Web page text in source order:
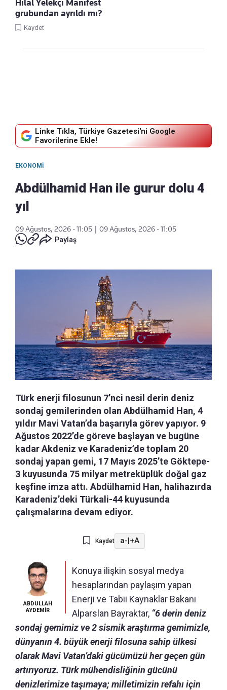
Hilal Yelekçi Manifest
grubundan ayrıldı mı?
Kaydet
Linke Tıkla, Türkiye Gazetesi'ni Google
Favorilerine Ekle!
EKONOMI
Abdülhamid Han ile gurur dolu 4
yıl
09 Ağustos, 2026 - 11:05
09 Ağustos, 2026 - 11:05
Paylaş
Türk enerji filosunun 7’nci nesil derin deniz
sondaj gemilerinden olan Abdülhamid Han, 4
yıldır Mavi Vatan’da başarıyla görev yapıyor. 9
Ağustos 2022’de göreve başlayan ve bugüne
kadar Akdeniz ve Karadeniz’de toplam 20
sondaj yapan gemi, 17 Mayıs 2025’te Göktepe-
3 kuyusunda 75 milyar metreküplük doğal gaz
keşfine imza attı. Abdülhamid Han, halihazırda
Karadeniz’deki Türkali-44 kuyusunda
çalışmalarına devam ediyor.
Kaydet a- +A
ABDULLAH
AYDEMİR
Konuya ilişkin sosyal medya
hesaplarından paylaşım yapan
Enerji ve Tabii Kaynaklar Bakanı
Alparslan Bayraktar, “6 derin deniz
sondaj gemimiz ve 2 sismik araştırma gemimizle,
dünyanın 4. büyük enerji filosuna sahip ülkesi
olarak Mavi Vatan’daki gücümüzü her geçen gün
artırıyoruz. Türk mühendisliğinin gücünü
denizlerimize taşımaya; milletimizin refahı için